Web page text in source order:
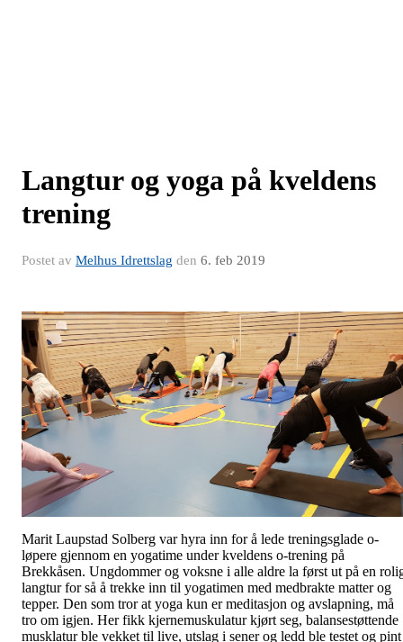
Langtur og yoga på kveldens
trening
Postet av Melhus Idrettslag den 6. feb 2019
Marit Laupstad Solberg var hyra inn for å lede treningsglade o-
løpere gjennom en yogatime under kveldens o-trening på
Brekkåsen. Ungdommer og voksne i alle aldre la først ut på en
langtur for så å trekke inn til yogatimen med medbrakte matter og
tepper. Den som tror at yoga kun er meditasjon og avslapning, må
tro om igjen. Her fikk kjernemuskulatur kjørt seg, balansestøttende
musklatur ble vekket til live, utslag i sener og ledd ble testet og pint